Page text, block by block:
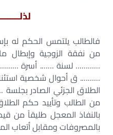
فالطالب يلتمس الحكم له
من نفقة الزوجية وإبطال
………… لسنة ……. أسرة
………. ق أحوال شخصية
الطلاق الجزئي الصادر
من الطالب وتأييد حكم
بالنفاذ المعجل طليقاً من
بالمصروفات ومقابل أتعاب